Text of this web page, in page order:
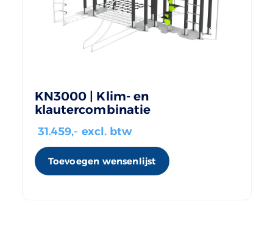
KN3000 | Klim- en
klautercombinatie
31.459,- excl. btw
Toevoegen wensenlijst